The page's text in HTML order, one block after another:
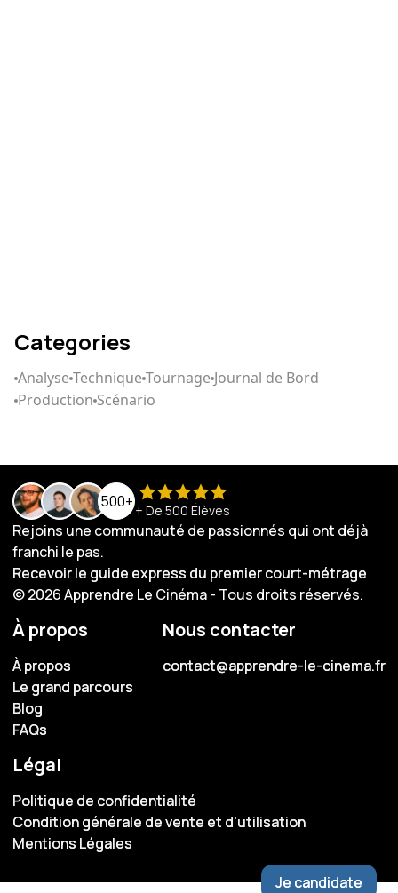
Categories
AnalyseTechniqueTournage Journal de Bord
Production Scénario
500+ + De 500 Élèves
Rejoins une communauté de passionnés qui ont déjà
franchi le pas.
Recevoir le guide express du premier court-métrage
Recevoir le guide express du premier court-métrage
© 2026 Apprendre Le Cinéma - Tous droits réservés.
À propos
À propos
À propos
Le grand parcours
Le grand parcours
Blog
Blog
FAQs
FAQs
Nous contacter
contact@apprendre-le-cinema.fr
contact@apprendre-le-cinema.fr
Légal
Politique de confidentialité
Politique de confidentialité
Condition générale de vente et d'utilisation
Condition générale de vente et d'utilisation
Mentions Légales
Mentions Légales
Je candidate
Je candidate